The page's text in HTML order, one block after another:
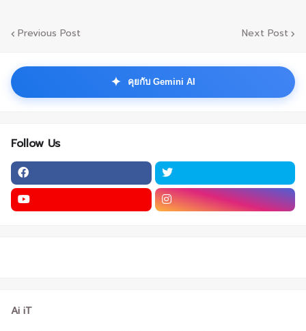
Previous Post Next Post
✦ คุยกับ Gemini AI
Follow Us
Ai iT